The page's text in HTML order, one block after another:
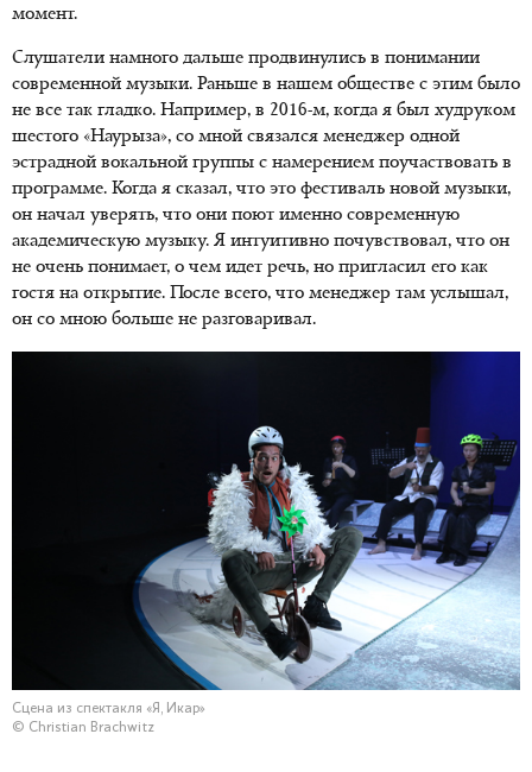
момент.
Слушатели намного дальше продвинулись в понимании
современной музыки. Раньше в нашем обществе с этим было
не все так гладко. Например, в 2016-м, когда я был худруком
шестого «Наурыза», со мной связался менеджер одной
эстрадной вокальной группы с намерением поучаствовать в
программе. Когда я сказал, что это фестиваль новой музыки,
он начал уверять, что они поют именно современную
академическую музыку. Я интуитивно почувствовал, что он
не очень понимает, о чем идет речь, но пригласил его как
гостя на открытие. После всего, что менеджер там услышал,
он со мною больше не разговаривал.
Сцена из спектакля «Я, Икар»
© Christian Brachwitz